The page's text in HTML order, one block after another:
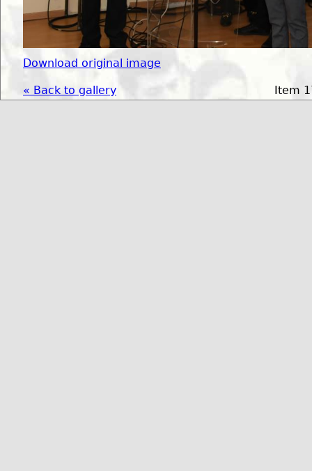
Download original image
« Back to gallery Item